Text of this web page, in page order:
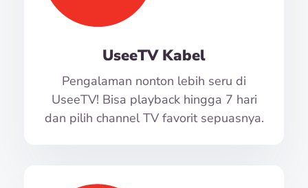
UseeTV Kabel
Pengalaman nonton lebih seru di
UseeTV! Bisa playback hingga 7 hari
dan pilih channel TV favorit sepuasnya.